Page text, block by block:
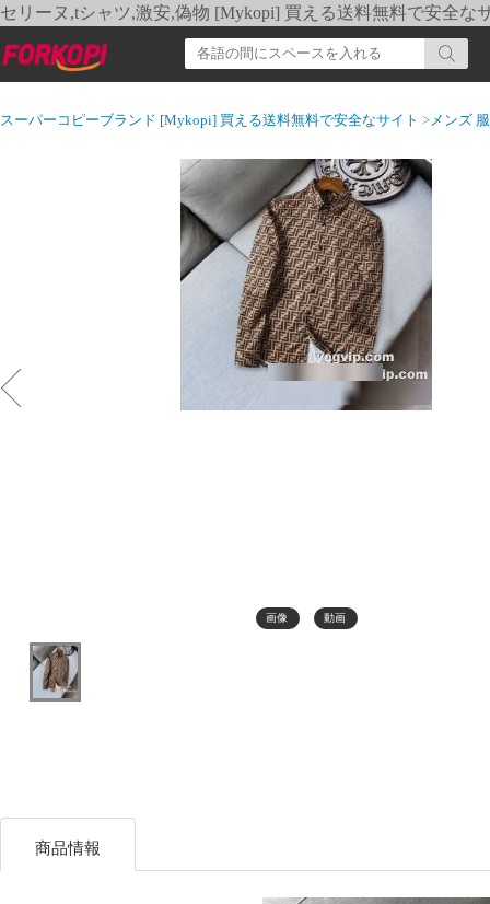
セリーヌ,tシャツ,激安,偽物 [Mykopi] 買える送料無料で安全な
スーパーコピーブランド [Mykopi] 買える送料無料で安全なサイト >メンズ 服
画像 動画
商品情報